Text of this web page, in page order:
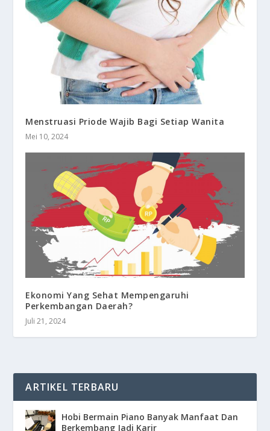
Menstruasi Priode Wajib Bagi Setiap Wanita
Mei 10, 2024
Ekonomi Yang Sehat Mempengaruhi
Perkembangan Daerah?
Juli 21, 2024
ARTIKEL TERBARU
Hobi Bermain Piano Banyak Manfaat Dan
Berkembang Jadi Karir